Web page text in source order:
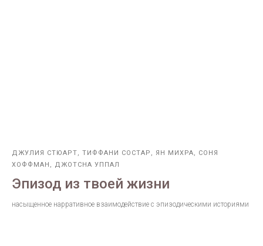
ДЖУЛИЯ СТЮАРТ, ТИФФАНИ СОСТАР, ЯН МИХРА, СОНЯ
ХОФФМАН, ДЖОТСНА УППАЛ
Эпизод из твоей жизни
насыщенное нарративное взаимодействие с эпизодическими историями